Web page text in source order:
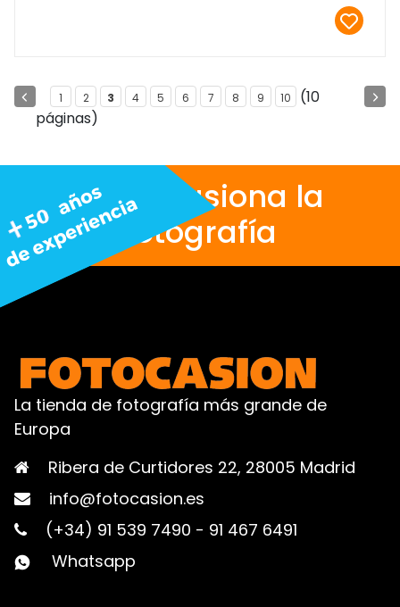
1 2 3 4 5 6 7 8 9 10
(10
páginas)
Nos apasiona la
fotografía
La tienda de fotografía más grande de
Europa
Ribera de Curtidores 22, 28005 Madrid
info@fotocasion.es
(+34) 91 539 7490 - 91 467 6491
Whatsapp